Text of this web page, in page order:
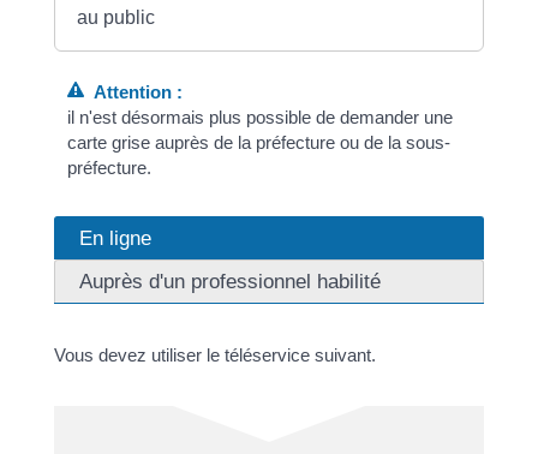
au public
Attention :
il n'est désormais plus possible de demander une
carte grise auprès de la préfecture ou de la sous-
préfecture.
En ligne
Auprès d'un professionnel habilité
Vous devez utiliser le téléservice suivant.